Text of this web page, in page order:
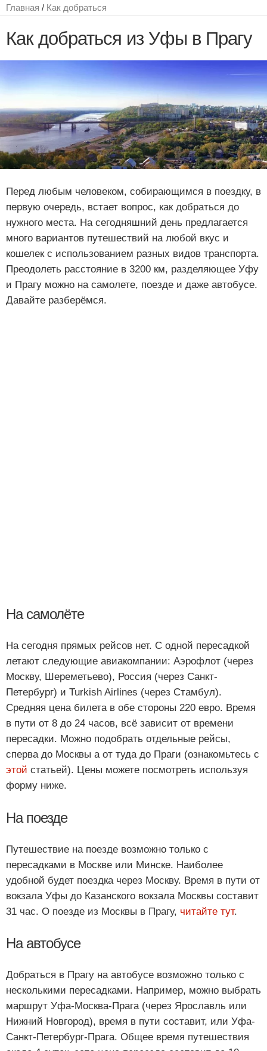
Главная / Как добраться
Как добраться из Уфы в Прагу
Перед любым человеком, собирающимся в поездку, в
первую очередь, встает вопрос, как добраться до
нужного места. На сегодняшний день предлагается
много вариантов путешествий на любой вкус и
кошелек с использованием разных видов транспорта.
Преодолеть расстояние в 3200 км, разделяющее Уфу
и Прагу можно на самолете, поезде и даже автобусе.
Давайте разберёмся.
На самолёте
На сегодня прямых рейсов нет. С одной пересадкой
летают следующие авиакомпании: Аэрофлот (через
Москву, Шереметьево), Россия (через Санкт-
Петербург) и Turkish Airlines (через Стамбул).
Средняя цена билета в обе стороны 220 евро. Время
в пути от 8 до 24 часов, всё зависит от времени
пересадки. Можно подобрать отдельные рейсы,
сперва до Москвы а от туда до Праги (ознакомьтесь с
этой статьей). Цены можете посмотреть используя
форму ниже.
На поезде
Путешествие на поезде возможно только с
пересадками в Москве или Минске. Наиболее
удобной будет поездка через Москву. Время в пути от
вокзала Уфы до Казанского вокзала Москвы составит
31 час. О поезде из Москвы в Прагу, читайте тут.
На автобусе
Добраться в Прагу на автобусе возможно только с
несколькими пересадками. Например, можно выбрать
маршрут Уфа-Москва-Прага (через Ярославль или
Нижний Новгород), время в пути составит, или Уфа-
Санкт-Петербург-Прага. Общее время путешествия